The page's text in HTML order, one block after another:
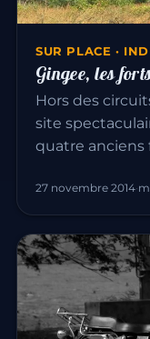
SUR PLACE ·
Gingee, les
Hors des
site
quatre anciens
27 novembre 2014·